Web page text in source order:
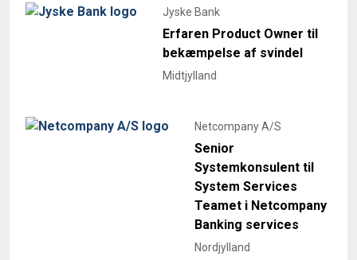
Jyske Bank
Erfaren Product Owner til
bekæmpelse af svindel
Midtjylland
Netcompany A/S
Senior
Systemkonsulent til
System Services
Teamet i Netcompany
Banking services
Nordjylland